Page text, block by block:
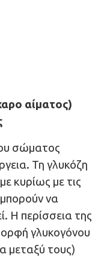
αίματος)
σώματος
Τη γλυκόζη
κυρίως με τις
να
Η περίσσεια της
γλυκογόνου
μεταξύ τους)